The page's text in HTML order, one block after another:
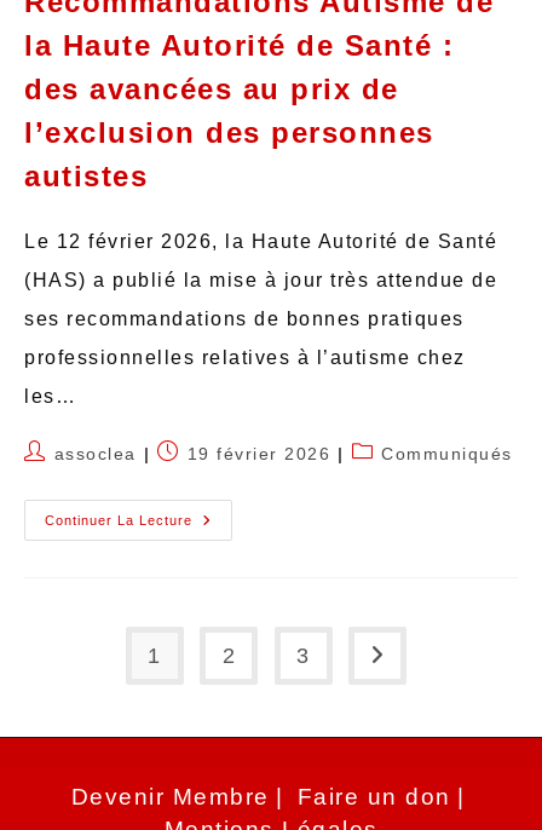
la Haute Autorité de Santé :
des avancées au prix de
l’exclusion des personnes
autistes
Le 12 février 2026, la Haute Autorité de Santé
(HAS) a publié la mise à jour très attendue de
ses recommandations de bonnes pratiques
professionnelles relatives à l’autisme chez
les…
assoclea 19 février 2026 Communiqués
Continuer La Lecture
1 2 3
Devenir Membre
Faire un don